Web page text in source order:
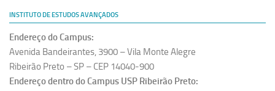
INSTITUTO DE ESTUDOS AVANÇADOS
Endereço do Campus:
Avenida Bandeirantes, 3900 – Vila Monte Alegre
Ribeirão Preto – SP – CEP 14040-900
Endereço dentro do Campus USP Ribeirão Preto: